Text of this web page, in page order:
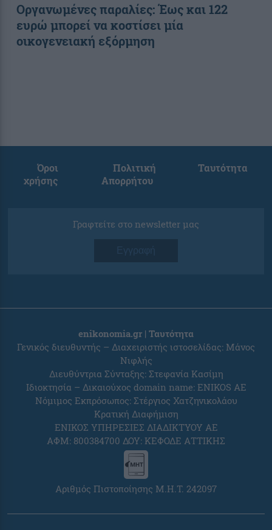
Οργανωμένες παραλίες: Έως και 122
ευρώ μπορεί να κοστίσει μία
οικογενειακή εξόρμηση
Όροι
χρήσης
Πολιτική
Απορρήτου
Ταυτότητα
Γραφτείτε στο newsletter μας
Εγγραφή
enikonomia.gr | Ταυτότητα
Γενικός διευθυντής – Διαχειριστής ιστοσελίδας: Μάνος
Νιφλής
Διευθύντρια Σύνταξης: Στεφανία Κασίμη
Ιδιοκτησία – Δικαιούχος domain name: ENIKOS AE
Νόμιμος Εκπρόσωπος: Στέργιος Χατζηνικολάου
Κρατική Διαφήμιση
ΕΝΙΚΟΣ ΥΠΗΡΕΣΙΕΣ ΔΙΑΔΙΚΤΥΟΥ ΑΕ
ΑΦΜ: 800384700 ΔΟΥ: ΚΕΦΟΔΕ ΑΤΤΙΚΗΣ
Αριθμός Πιστοποίησης Μ.Η.Τ. 242097